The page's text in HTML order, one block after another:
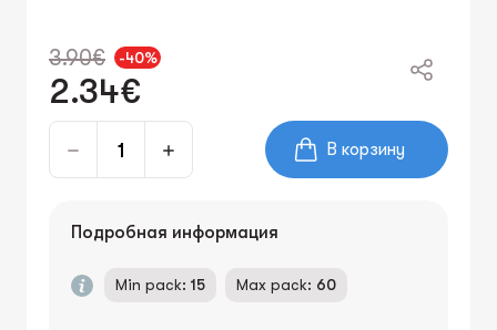
3.90€ -40%
2.34€
В корзину
Подробная информация
Min pack: 15 Max pack: 60